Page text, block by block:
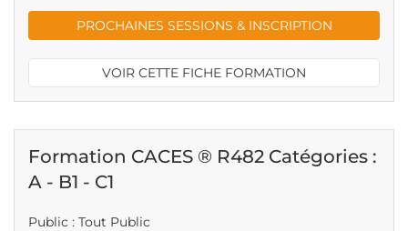
PROCHAINES SESSIONS & INSCRIPTION
VOIR CETTE FICHE FORMATION
Formation CACES ® R482 Catégories :
A - B1 - C1
Public : Tout Public